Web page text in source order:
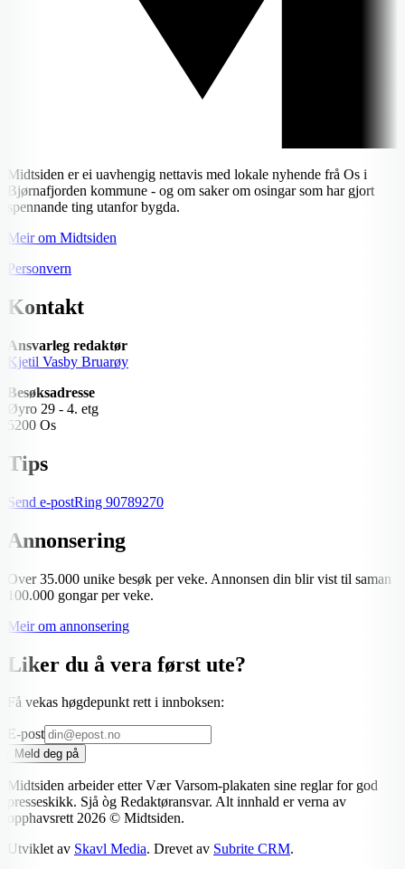
Midtsiden er ei uavhengig nettavis med lokale nyhende frå Os i
Bjørnafjorden kommune - og om saker om osingar som har gjort
spennande ting utanfor bygda.
Meir om Midtsiden
Personvern
Kontakt
Ansvarleg redaktør
Kjetil Vasby Bruarøy
Besøksadresse
Øyro 29 - 4. etg
5200 Os
Tips
Send e-postRing 90789270
Annonsering
Over 35.000 unike besøk per veke. Annonsen din blir vist til saman
100.000 gongar per veke.
Meir om annonsering
Liker du å vera først ute?
Få vekas høgdepunkt rett i innboksen:
E-post
Meld deg på
Midtsiden arbeider etter Vær Varsom-plakaten sine reglar for god
presseskikk. Sjå òg Redaktøransvar. Alt innhald er verna av
opphavsrett2026 © Midtsiden.
Utviklet av Skavl Media. Drevet av Subrite CRM.